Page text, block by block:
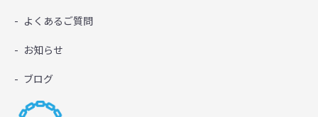
よくあるご質問
お知らせ
ブログ